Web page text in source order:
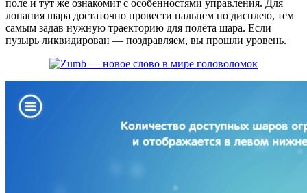
поле и тут же ознакомит с особенностями управления. Для
лопания шара достаточно провести пальцем по дисплею, тем
самым задав нужную траекторию для полёта шара. Если
пузырь ликвидирован — поздравляем, вы прошли уровень.